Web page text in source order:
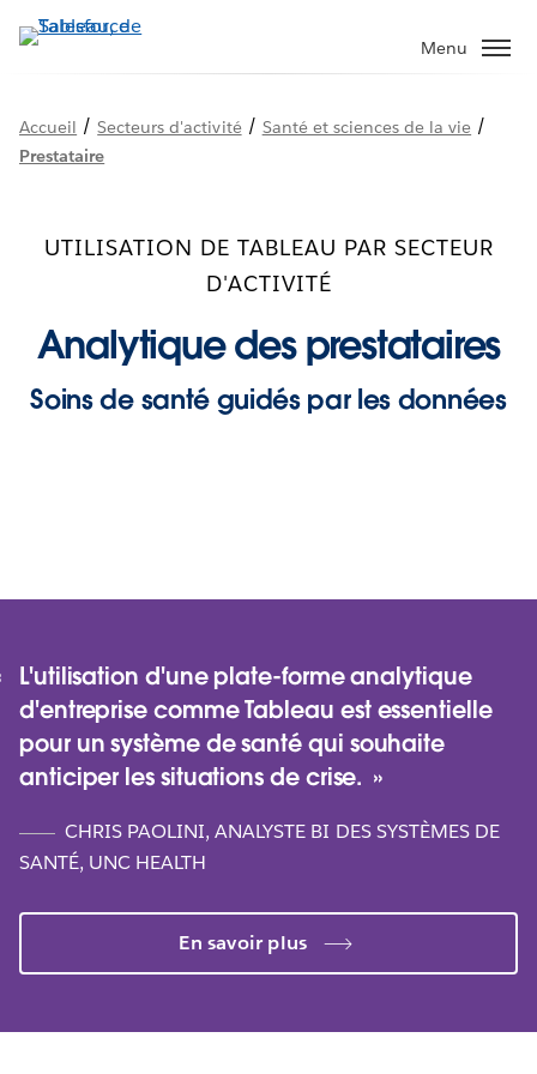
Aller
au
Menu
Accueil /Secteurs d'activité/ Santé et sciences de la vie /
Prestataire
UTILISATION DE TABLEAU PAR SECTEUR
D'ACTIVITÉ
Analytique des prestataires
Soins de santé guidés par les données
Prestataire de santé innovant avec
stratégie de produits professionnels pour
l’analyse des prestataires
Stanford Health Care : Améliorer
l’expérience des patients grâce à
L'utilisation d'une plate-forme analytique
d'entreprise comme Tableau est essentielle
pour un système de santé qui souhaite
anticiper les situations de crise.
CHRIS PAOLINI, ANALYSTE BI DES SYSTÈMES DE
SANTÉ, UNC HEALTH
En savoir plus